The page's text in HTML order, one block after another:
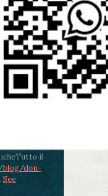
Scuola
in
18 - Fiano
in
mons.
ore 20.30 -
di don
in alcuni
ore
al
le
Tutto il
blog/don-
See